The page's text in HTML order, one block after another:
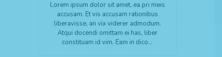
Lorem ipsum dolor sit amet, ea pri meis
accusam. Et vis accusam rationibus
liberavisse, an vix viderer admodum.
Atqui docendi omittam ei has, liber
constituam id vim. Eam in dico…